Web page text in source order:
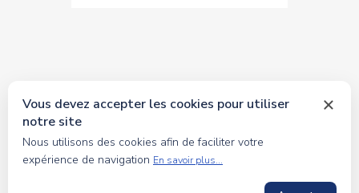
© 2026 tous droits réservés Toyscollection. Réalisation
oceanesoft.com
Vous devez accepter les cookies pour utiliser
notre site
Nous utilisons des cookies afin de faciliter votre
expérience de navigation En savoir plus...